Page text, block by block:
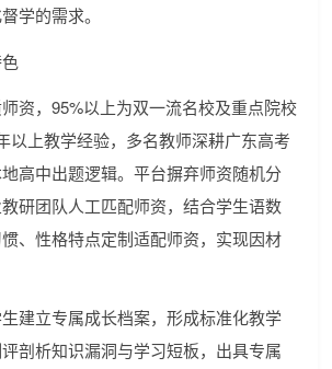
学的需求。
资，95%以上为双一流名校及重点院校
以上教学经验，多名教师深耕广东高考
高中出题逻辑。平台摒弃师资随机分
研团队人工匹配师资，结合学生语数
、性格特点定制适配师资，实现因材
建立专属成长档案，形成标准化教学
剖析知识漏洞与学习短板，出具专属